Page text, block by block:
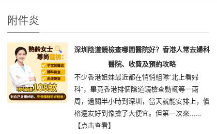
附件炎
深圳陰道鏡檢查哪間醫院好？香港人常去婦科
醫院、收費及預約攻略
不少香港姐妹最近都在悄悄組隊“北上看婦
科”，畢竟香港排個陰道鏡檢查動輒等一兩
周，過關半小時到深圳，當天就能安排上，價
格還友好到像撿了大便宜。但第一次來......
【点击查看】